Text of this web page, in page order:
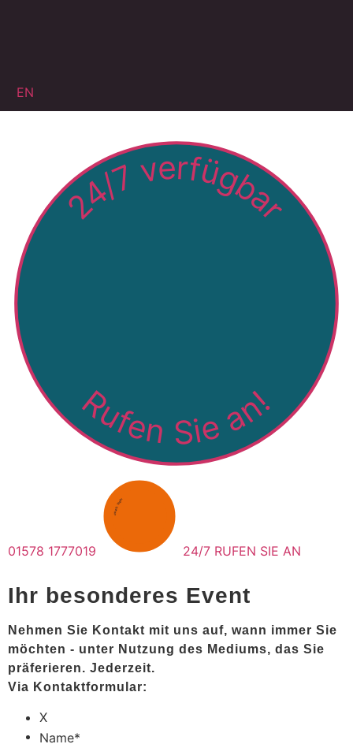
EN
24/7 verfügbar
Rufen Sie an!
01578 1777019
ANFRAGE·SENDEN
24/7 RUFEN SIE AN
Ihr besonderes Event
Nehmen Sie Kontakt mit uns auf, wann immer Sie
möchten - unter Nutzung des Mediums, das Sie
präferieren. Jederzeit.
Via Kontaktformular:
X
Name*